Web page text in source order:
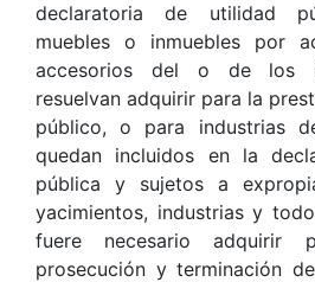
declaratoria de utilidad
muebles o inmuebles por
accesorios del o de los
resuelvan adquirir para la
público, o para industrias
quedan incluidos en la
pública y sujetos a
yacimientos, industrias y
fuere necesario adquirir
prosecución y terminación